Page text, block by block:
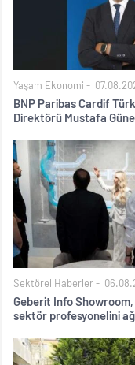
Yaşam Ekonomi
BNP Paribas Cardif
Direktörü Mustafa
Sektörel Haberler
Geberit Info Showroom,
sektör profesyonelini